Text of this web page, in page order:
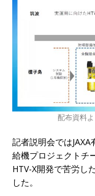
配布資料
記者説明会では
給機プロジェクトチ
HTV-X開発で苦労し
した。